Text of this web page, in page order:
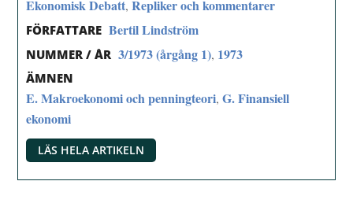
Ekonomisk Debatt,Repliker och kommentarer
FÖRFATTARE Bertil Lindström
NUMMER / ÅR 3/1973 (årgång 1), 1973
ÄMNEN
E. Makroekonomi och penningteori,G. Finansiell
ekonomi
LÄS HELA ARTIKELN